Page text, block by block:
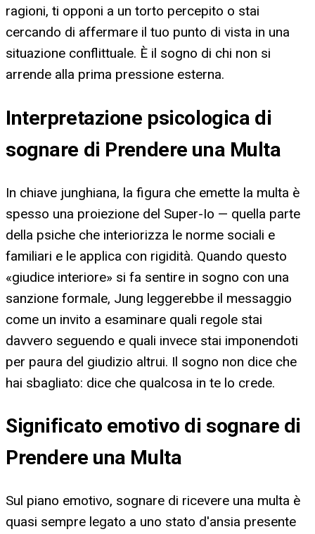
ragioni, ti opponi a un torto percepito o stai
cercando di affermare il tuo punto di vista in una
situazione conflittuale. È il sogno di chi non si
arrende alla prima pressione esterna.
Interpretazione psicologica di
sognare di Prendere una Multa
In chiave junghiana, la figura che emette la multa è
spesso una proiezione del Super-Io — quella parte
della psiche che interiorizza le norme sociali e
familiari e le applica con rigidità. Quando questo
«giudice interiore» si fa sentire in sogno con una
sanzione formale, Jung leggerebbe il messaggio
come un invito a esaminare quali regole stai
davvero seguendo e quali invece stai imponendoti
per paura del giudizio altrui. Il sogno non dice che
hai sbagliato: dice che qualcosa in te lo crede.
Significato emotivo di sognare di
Prendere una Multa
Sul piano emotivo, sognare di ricevere una multa è
quasi sempre legato a uno stato d'ansia presente